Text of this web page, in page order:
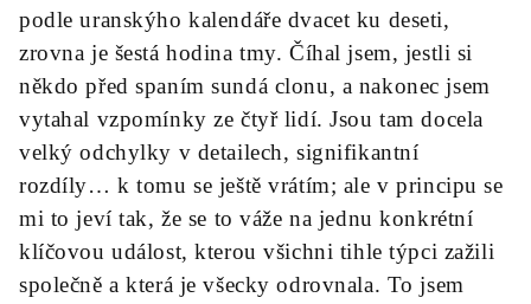
podle uranskýho kalendáře dvacet ku deseti,
zrovna je šestá hodina tmy. Číhal jsem, jestli si
někdo před spaním sundá clonu, a nakonec jsem
vytahal vzpomínky ze čtyř lidí. Jsou tam docela
velký odchylky v detailech, signifikantní
rozdíly… k tomu se ještě vrátím; ale v principu se
mi to jeví tak, že se to váže na jednu konkrétní
klíčovou událost, kterou všichni tihle týpci zažili
společně a která je všecky odrovnala. To jsem